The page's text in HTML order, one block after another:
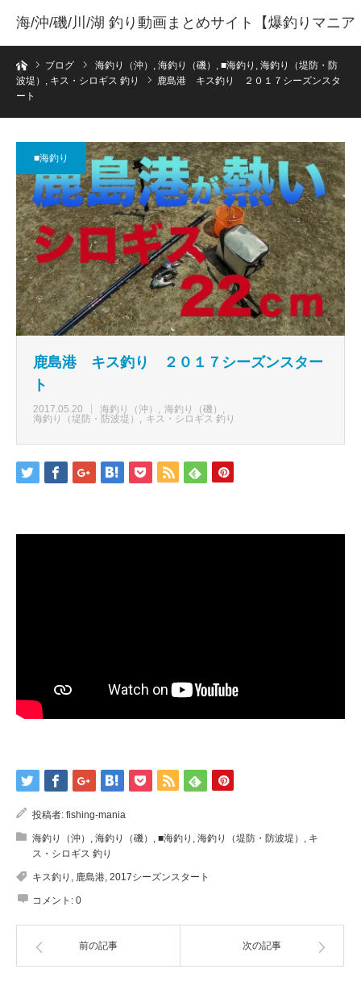
海/沖/磯/川/湖 釣り動画まとめサイト【爆釣りマニア
】ホームブログ 海釣り（沖） , 海釣り（磯） , ■海釣り , 海釣り（堤防・防
波堤） , キス・シロギス 釣り
鹿島港 キス釣り ２０１７シーズンスタ
ート
■海釣り
鹿島港 キス釣り ２０１７シーズンスター
ト
2017.05.20 海釣り（沖）
海釣り（磯）
海釣り（堤防・防波堤）
キス・シロギス 釣り
投稿者: fishing-mania
海釣り（沖） , 海釣り（磯） , ■海釣り , 海釣り（堤防・防波堤） , キ
ス・シロギス 釣り
キス釣り , 鹿島港, 2017シーズンスタート
コメント: 0
前の記事 次の記事